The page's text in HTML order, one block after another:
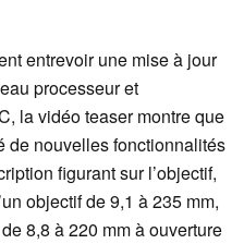
entrevoir une mise à jour
processeur et
la vidéo teaser montre que
de nouvelles fonctionnalités
figurant sur l’objectif,
objectif de 9,1 à 235 mm,
8,8 à 220 mm à ouverture